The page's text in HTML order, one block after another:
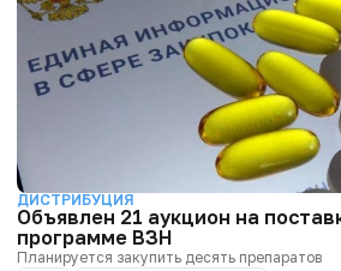
ДИСТРИБУЦИЯ
Объявлен 21 аукцион на
программе ВЗН
Планируется закупить десять препаратов